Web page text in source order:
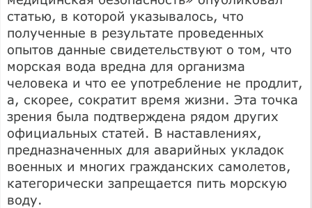
статью, в которой указывалось, что
полученные в результате проведенных
опытов данные свидетельствуют о том, что
морская вода вредна для организма
человека и что ее употребление не продлит,
а, скорее, сократит время жизни. Эта точка
зрения была подтверждена рядом других
официальных статей. В наставлениях,
предназначенных для аварийных укладок
военных и многих гражданских самолетов,
категорически запрещается пить морскую
воду.